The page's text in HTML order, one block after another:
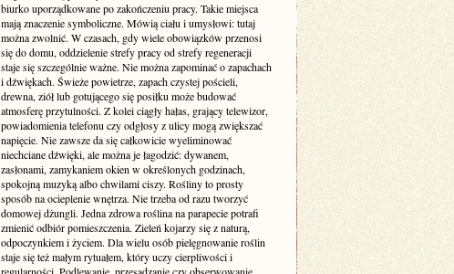
biurko uporządkowane po zakończeniu pracy. Takie miejsca
mają znaczenie symboliczne. Mówią ciału i umysłowi: tutaj
można zwolnić. W czasach, gdy wiele obowiązków przenosi
się do domu, oddzielenie strefy pracy od strefy regeneracji
staje się szczególnie ważne. Nie można zapominać o zapachach
i dźwiękach. Świeże powietrze, zapach czystej pościeli,
drewna, ziół lub gotującego się posiłku może budować
atmosferę przytulności. Z kolei ciągły hałas, grający telewizor,
powiadomienia telefonu czy odgłosy z ulicy mogą zwiększać
napięcie. Nie zawsze da się całkowicie wyeliminować
niechciane dźwięki, ale można je łagodzić: dywanem,
zasłonami, zamykaniem okien w określonych godzinach,
spokojną muzyką albo chwilami ciszy. Rośliny to prosty
sposób na ocieplenie wnętrza. Nie trzeba od razu tworzyć
domowej dżungli. Jedna zdrowa roślina na parapecie potrafi
zmienić odbiór pomieszczenia. Zieleń kojarzy się z naturą,
odpoczynkiem i życiem. Dla wielu osób pielęgnowanie roślin
staje się też małym rytuałem, który uczy cierpliwości i